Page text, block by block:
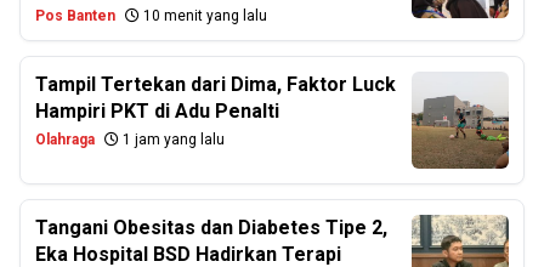
Pos Banten 10 menit yang lalu
Tampil Tertekan dari Dima, Faktor Luck
Hampiri PKT di Adu Penalti
Olahraga 1 jam yang lalu
Tangani Obesitas dan Diabetes Tipe 2,
Eka Hospital BSD Hadirkan Terapi